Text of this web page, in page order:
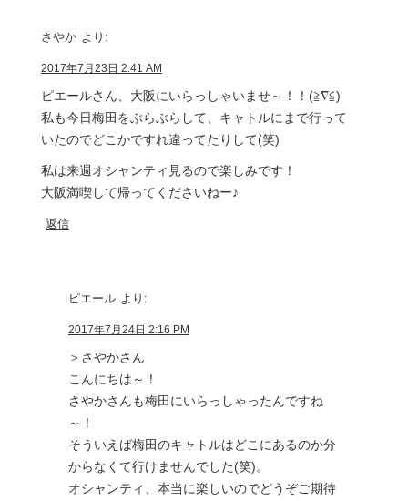
さやか より:
2017年7月23日 2:41 AM
ピエールさん、大阪にいらっしゃいませ～！！(≧∇≦)
私も今日梅田をぶらぶらして、キャトルにまで行って
いたのでどこかですれ違ってたりして(笑)
私は来週オシャンティ見るので楽しみです！
大阪満喫して帰ってくださいねー♪
返信
ピエール より:
2017年7月24日 2:16 PM
＞さやかさん
こんにちは～！
さやかさんも梅田にいらっしゃったんですね
～！
そういえば梅田のキャトルはどこにあるのか分
からなくて行けませんでした(笑)。
オシャンティ、本当に楽しいのでどうぞご期待